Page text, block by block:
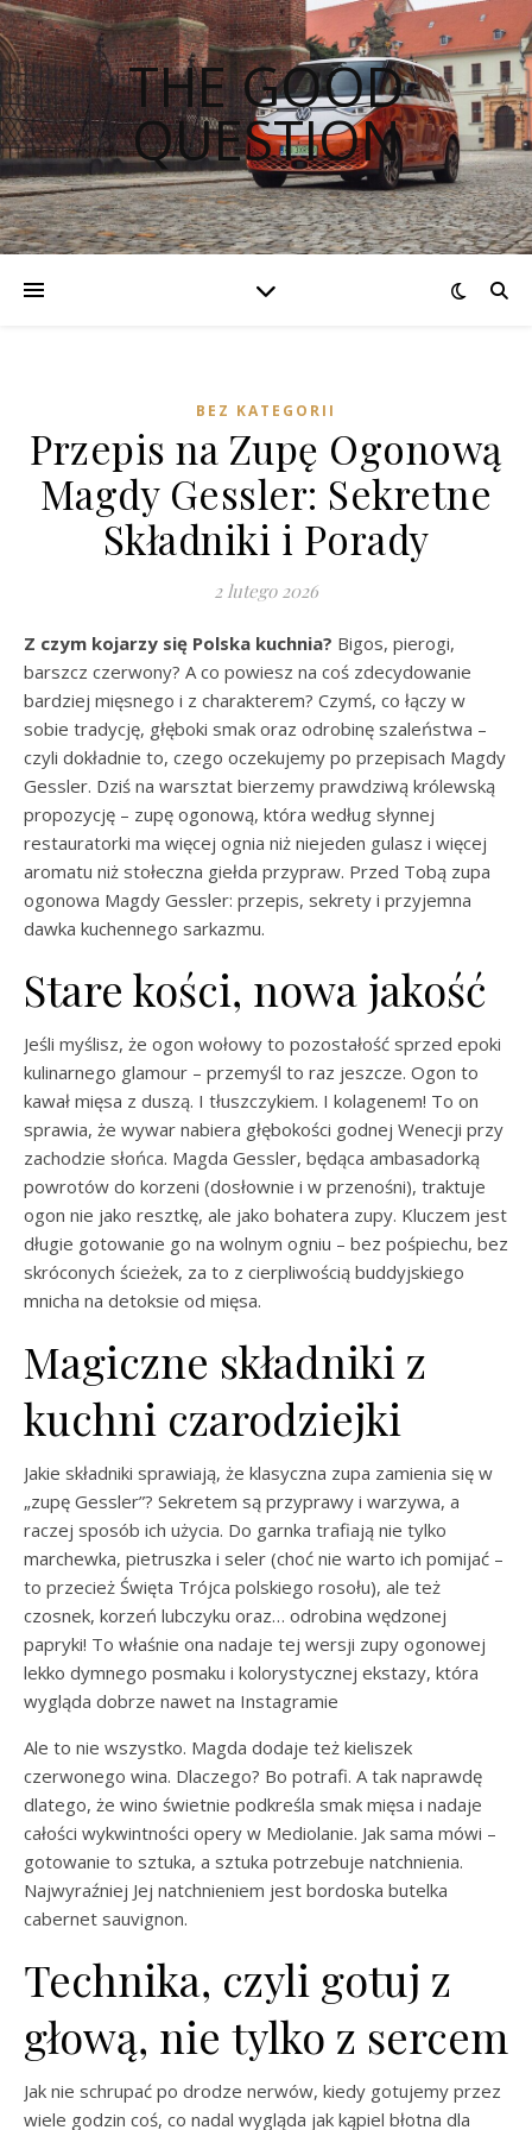
THE GOOD
QUESTION
BEZ KATEGORII
Przepis na Zupę Ogonową
Magdy Gessler: Sekretne
Składniki i Porady
2 lutego 2026
Z czym kojarzy się Polska kuchnia? Bigos, pierogi,
barszcz czerwony? A co powiesz na coś zdecydowanie
bardziej mięsnego i z charakterem? Czymś, co łączy w
sobie tradycję, głęboki smak oraz odrobinę szaleństwa –
czyli dokładnie to, czego oczekujemy po przepisach Magdy
Gessler. Dziś na warsztat bierzemy prawdziwą królewską
propozycję – zupę ogonową, która według słynnej
restauratorki ma więcej ognia niż niejeden gulasz i więcej
aromatu niż stołeczna giełda przypraw. Przed Tobą zupa
ogonowa Magdy Gessler: przepis, sekrety i przyjemna
dawka kuchennego sarkazmu.
Stare kości, nowa jakość
Jeśli myślisz, że ogon wołowy to pozostałość sprzed epoki
kulinarnego glamour – przemyśl to raz jeszcze. Ogon to
kawał mięsa z duszą. I tłuszczykiem. I kolagenem! To on
sprawia, że wywar nabiera głębokości godnej Wenecji przy
zachodzie słońca. Magda Gessler, będąca ambasadorką
powrotów do korzeni (dosłownie i w przenośni), traktuje
ogon nie jako resztkę, ale jako bohatera zupy. Kluczem jest
długie gotowanie go na wolnym ogniu – bez pośpiechu, bez
skróconych ścieżek, za to z cierpliwością buddyjskiego
mnicha na detoksie od mięsa.
Magiczne składniki z
kuchni czarodziejki
Jakie składniki sprawiają, że klasyczna zupa zamienia się w
„zupę Gessler”? Sekretem są przyprawy i warzywa, a
raczej sposób ich użycia. Do garnka trafiają nie tylko
marchewka, pietruszka i seler (choć nie warto ich pomijać –
to przecież Święta Trójca polskiego rosołu), ale też
czosnek, korzeń lubczyku oraz… odrobina wędzonej
papryki! To właśnie ona nadaje tej wersji zupy ogonowej
lekko dymnego posmaku i kolorystycznej ekstazy, która
wygląda dobrze nawet na Instagramie
Ale to nie wszystko. Magda dodaje też kieliszek
czerwonego wina. Dlaczego? Bo potrafi. A tak naprawdę
dlatego, że wino świetnie podkreśla smak mięsa i nadaje
całości wykwintności opery w Mediolanie. Jak sama mówi –
gotowanie to sztuka, a sztuka potrzebuje natchnienia.
Najwyraźniej Jej natchnieniem jest bordoska butelka
cabernet sauvignon.
Technika, czyli gotuj z
głową, nie tylko z sercem
Jak nie schrupać po drodze nerwów, kiedy gotujemy przez
wiele godzin coś, co nadal wygląda jak kąpiel błotna dla